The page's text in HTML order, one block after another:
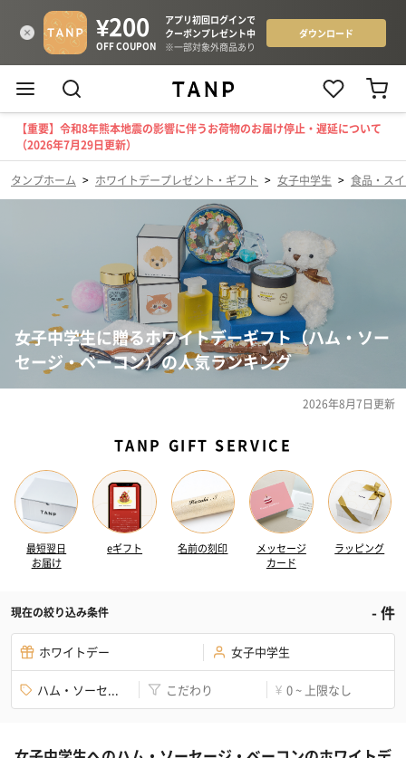
【重要】令和8年熊本地震の影響に伴うお荷物のお届け停止・遅延について
（2026年7月29日更新）
タンプホーム > ホワイトデープレゼント・ギフト > 女子中学生 > 食品・ス
女子中学生に贈るホワイトデーギフト（ハム・ソー
セージ・ベーコン）の人気ランキング
2026年8月7日更新
TANP GIFT SERVICE
最短翌日
お届け
eギフト 名前の刻印
メッセージ
カード
ラッピング
現在の絞り込み条件 -件
ホワイトデー 女子中学生
ハム・ソーセ... こだわり ¥ 0 ~ 上限なし